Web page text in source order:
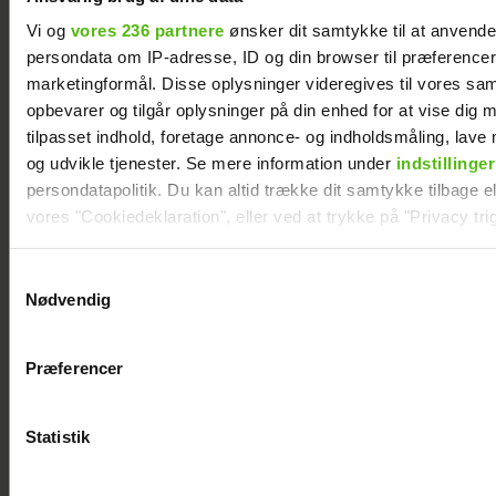
Vi og vores 236 partnere ønsker dit samtykke til at
persondata om IP-adresse, ID og din browser til
marketingformål. Disse oplysninger videregives til vores
opbevarer og tilgår oplysninger på din enhed for at vise dig
tilpasset indhold, foretage annonce- og indholdsmåling, lave
og udvikle tjenester. Se mere information under indstillinger
persondatapolitik. Du kan altid trække dit samtykke tilbage
vores "Cookiedeklaration", eller ved at trykke på "Privacy
Vi anvender egne cookies og cookies fra tredjeparter til at
generere statistik og huske dine præferencer samt til brug
Nødvendig
Præferencer
Statistik
Kvamm overrasker
med særlig gæst på
scenen